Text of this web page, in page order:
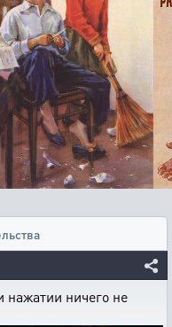
нажатии ничего не